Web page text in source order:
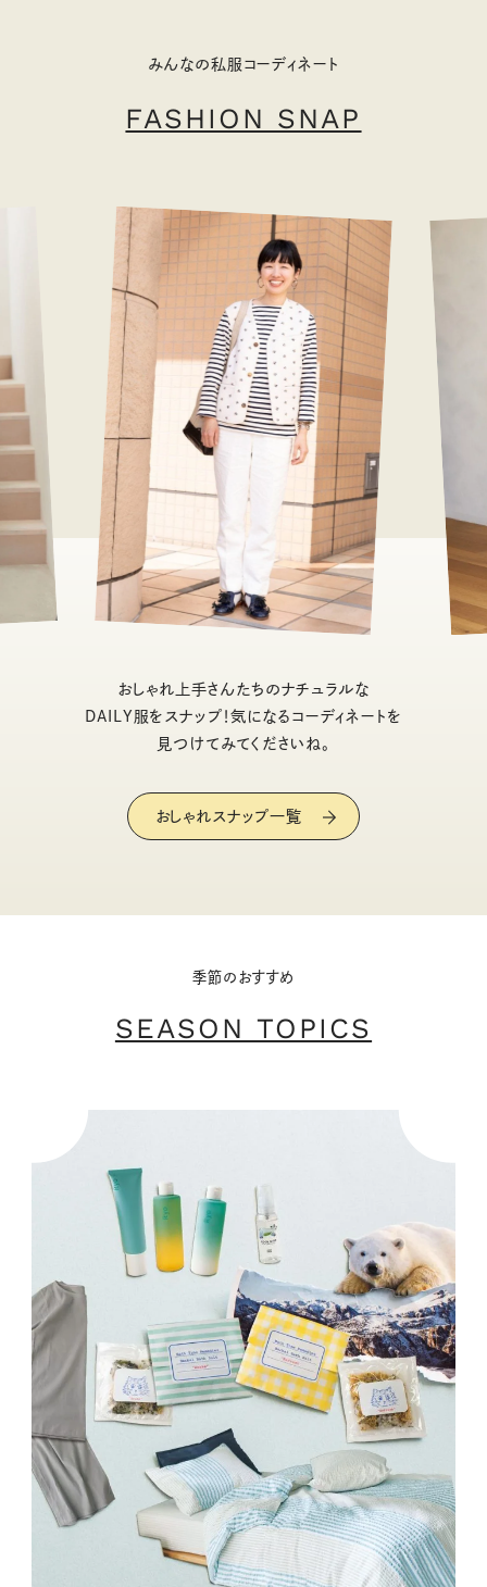
みんなの私服コーディネート
FASHION SNAP
おしゃれ上手さんたちのナチュラルな
DAILY服をスナップ！気になるコーディネートを
見つけてみてくださいね。
おしゃれスナップ一覧
季節のおすすめ
SEASON TOPICS